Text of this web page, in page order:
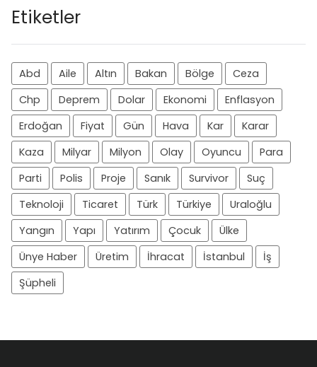
Etiketler
Abd Aile Altın Bakan Bölge
Ceza
Chp
Deprem Dolar Ekonomi
Enflasyon
Erdoğan
Fiyat Gün Hava Kar
Karar
Kaza
Milyar Milyon Olay Oyuncu
Para
Parti
Polis Proje Sanık Survivor
Suç
Teknoloji
Ticaret Türk Türkiye
Uraloğlu
Yangın
Yapı Yatırım Çocuk
Ülke
Ünye Haber
Üretim İhracat İstanbul
İş
Şüpheli